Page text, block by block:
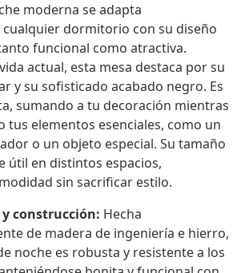
moderna se adapta
dormitorio con su diseño
funcional como atractiva.
actual, esta mesa destaca por su
y su sofisticado acabado negro. Es
sumando a tu decoración mientras
tus elementos esenciales, como un
o un objeto especial. Su tamaño
útil en distintos espacios,
sin sacrificar estilo.
construcción: Hecha
de madera de ingeniería e hierro,
noche es robusta y resistente a los